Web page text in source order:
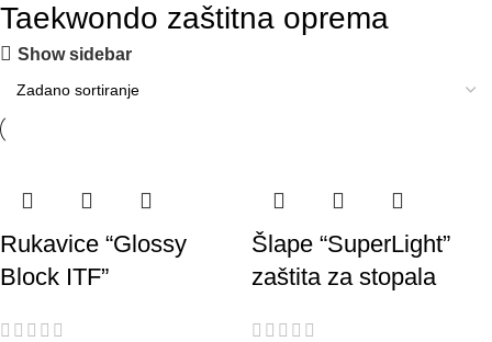
Taekwondo zaštitna oprema
Show sidebar
Rukavice “Glossy
Block ITF”
Šlape “SuperLight”
zaštita za stopala